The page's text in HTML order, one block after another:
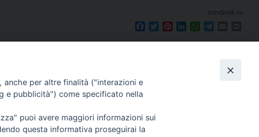
condividi su
FacebookTwitterPinterestLinkedInWhatsApp
9.30 alle 12.00.
appuntamento.
seguici su
Ricerca
per altre finalità ("interazioni e
e pubblicità") come specificato nella
puoi avere maggiori informazioni sui
questa informativa proseguirai la